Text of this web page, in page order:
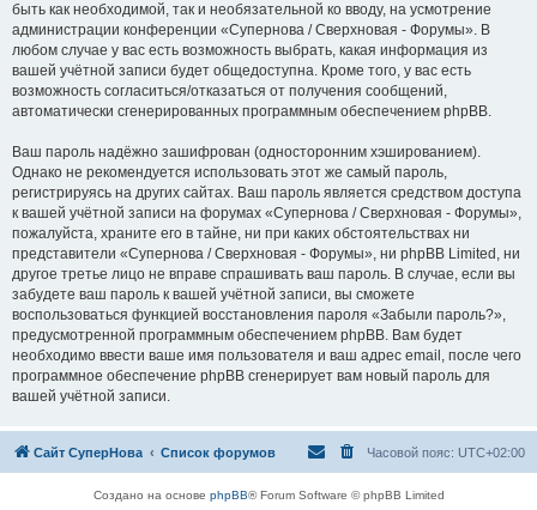
быть как необходимой, так и необязательной ко вводу, на усмотрение
администрации конференции «Супернова / Сверхновая - Форумы». В
любом случае у вас есть возможность выбрать, какая информация из
вашей учётной записи будет общедоступна. Кроме того, у вас есть
возможность согласиться/отказаться от получения сообщений,
автоматически сгенерированных программным обеспечением phpBB.
Ваш пароль надёжно зашифрован (односторонним хэшированием).
Однако не рекомендуется использовать этот же самый пароль,
регистрируясь на других сайтах. Ваш пароль является средством доступа
к вашей учётной записи на форумах «Супернова / Сверхновая - Форумы»,
пожалуйста, храните его в тайне, ни при каких обстоятельствах ни
представители «Супернова / Сверхновая - Форумы», ни phpBB Limited, ни
другое третье лицо не вправе спрашивать ваш пароль. В случае, если вы
забудете ваш пароль к вашей учётной записи, вы сможете
воспользоваться функцией восстановления пароля «Забыли пароль?»,
предусмотренной программным обеспечением phpBB. Вам будет
необходимо ввести ваше имя пользователя и ваш адрес email, после чего
программное обеспечение phpBB сгенерирует вам новый пароль для
вашей учётной записи.
Сайт СуперНова Список форумов Часовой пояс: UTC+02:00
Создано на основе phpBB® Forum Software © phpBB Limited